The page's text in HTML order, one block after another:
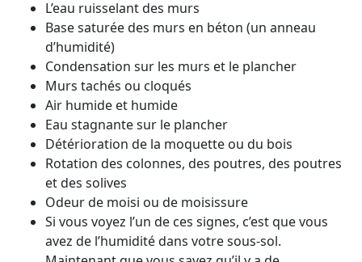
L’eau ruisselant des murs
Base saturée des murs en béton (un anneau
d’humidité)
Condensation sur les murs et le plancher
Murs tachés ou cloqués
Air humide et humide
Eau stagnante sur le plancher
Détérioration de la moquette ou du bois
Rotation des colonnes, des poutres, des poutres
et des solives
Odeur de moisi ou de moisissure
Si vous voyez l’un de ces signes, c’est que vous
avez de l’humidité dans votre sous-sol.